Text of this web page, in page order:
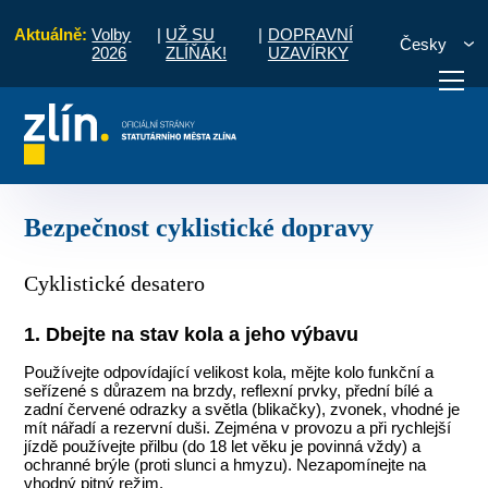
Aktuálně: Volby
2026
| UŽ SU
ZLÍŇÁK!
| DOPRAVNÍ
UZAVÍRKY
Česky
vyřídit Potřebuji zaplatit
Bezpečnost cyklistické dopravy
Cyklistické desatero
1. Dbejte na stav kola a jeho výbavu
Používejte odpovídající velikost kola, mějte kolo funkční a
seřízené s důrazem na brzdy, reflexní prvky, přední bílé a
zadní červené odrazky a světla (blikačky), zvonek, vhodné je
mít nářadí a rezervní duši. Zejména v provozu a při rychlejší
jízdě používejte přilbu (do 18 let věku je povinná vždy) a
ochranné brýle (proti slunci a hmyzu). Nezapomínejte na
vhodný pitný režim.